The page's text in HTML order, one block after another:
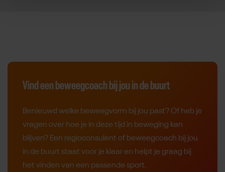
Vind een beweegcoach bij jou in de buurt
Benieuwd welke beweegvorm bij jou past? Of heb je
vragen over hoe je in deze tijd in beweging kan
blijven? Een regioconsulent of beweegcoach bij jou
in de buurt staat voor je klaar en helpt je graag bij
het vinden van een passende sport.